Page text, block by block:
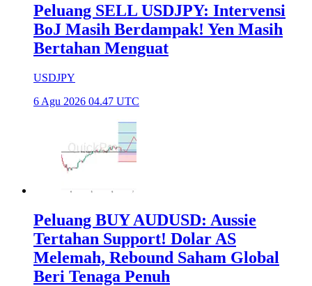
Peluang SELL USDJPY: Intervensi
BoJ Masih Berdampak! Yen Masih
Bertahan Menguat
USDJPY
6 Agu 2026 04.47 UTC
Peluang BUY AUDUSD: Aussie
Tertahan Support! Dolar AS
Melemah, Rebound Saham Global
Beri Tenaga Penuh